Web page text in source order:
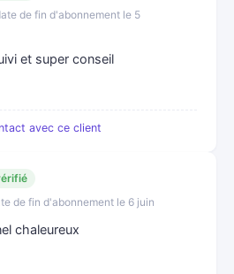
de fin d'abonnement le 5
et super conseil
avec ce client
de fin d'abonnement le 6 juin
chaleureux